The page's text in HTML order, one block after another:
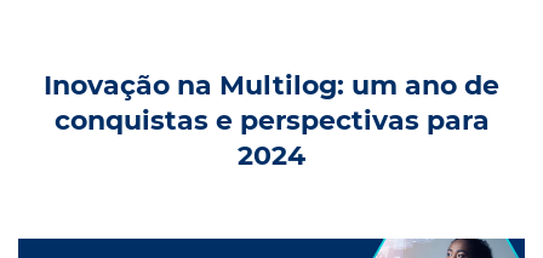
Inovação na Multilog: um ano de
conquistas e perspectivas para
2024